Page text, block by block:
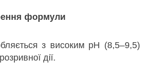
формули
з високим рН (8,5–9,5)
дії.